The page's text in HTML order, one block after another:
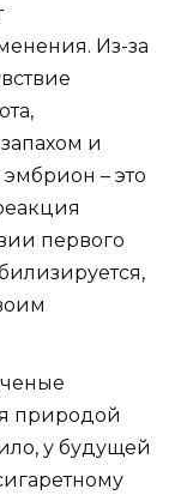
Из-за
и
– это
первого
природой
у будущей